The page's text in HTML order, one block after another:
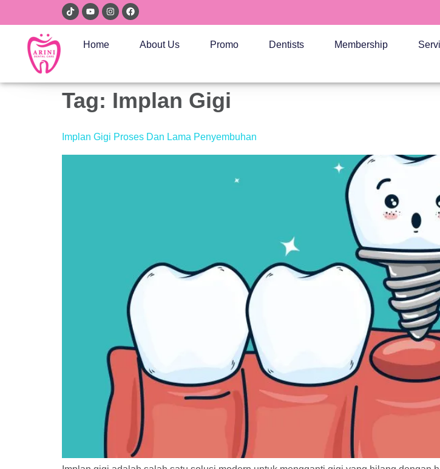
Home About Us Promo Dentists Membership
Tag: Implan Gigi
Implan Gigi Proses Dan Lama Penyembuhan